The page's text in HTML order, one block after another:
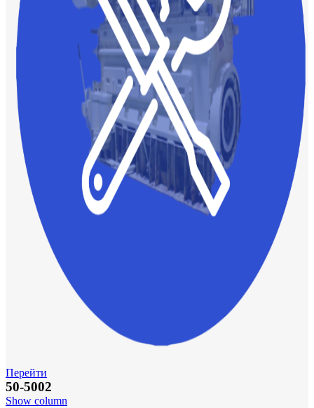
Перейти
50-5002
Show column